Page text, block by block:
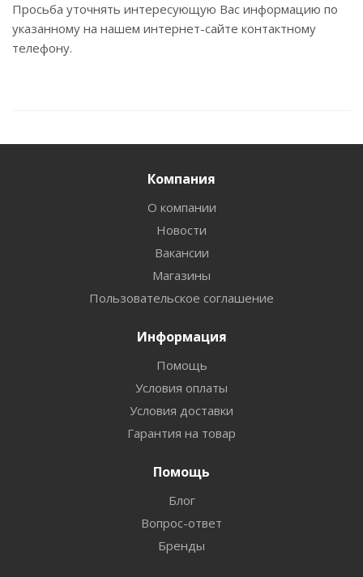
Просьба уточнять интересующую Вас информацию по
указанному на нашем интернет-сайте контактному
телефону.
Компания
О компании
Новости
Вакансии
Магазины
Пользовательское соглашение
Информация
Помощь
Условия оплаты
Условия доставки
Гарантия на товар
Помощь
Блог
Вопрос-ответ
Бренды